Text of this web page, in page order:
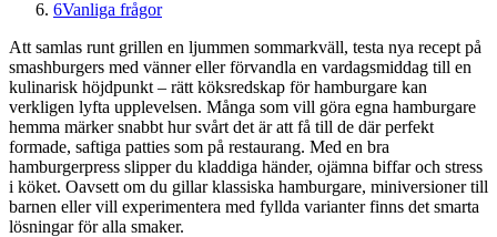
6Vanliga frågor
Att samlas runt grillen en ljummen sommarkväll, testa nya recept på
smashburgers med vänner eller förvandla en vardagsmiddag till en
kulinarisk höjdpunkt – rätt köksredskap för hamburgare kan
verkligen lyfta upplevelsen. Många som vill göra egna hamburgare
hemma märker snabbt hur svårt det är att få till de där perfekt
formade, saftiga patties som på restaurang. Med en bra
hamburgerpress slipper du kladdiga händer, ojämna biffar och stress
i köket. Oavsett om du gillar klassiska hamburgare, miniversioner till
barnen eller vill experimentera med fyllda varianter finns det smarta
lösningar för alla smaker.